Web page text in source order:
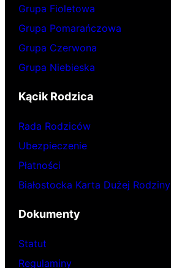
Grupa Fioletowa
Grupa Pomarańczowa
Grupa Czerwona
Grupa Niebieska
Kącik Rodzica
Rada Rodziców
Ubezpieczenie
Płatności
Białostocka Karta Dużej Rodziny
Dokumenty
Statut
Regulaminy